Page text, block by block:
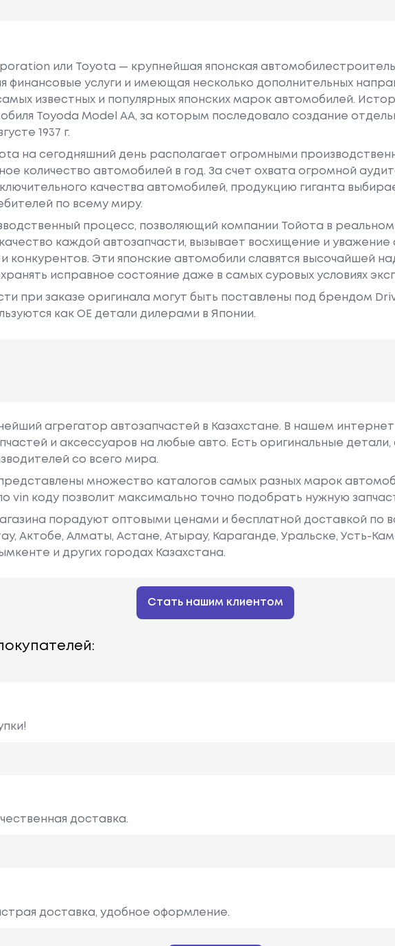
или Toyota — крупнейшая японская
финансовые услуги и имеющая несколько дополнительных
известных и популярных японских марок автомобилей.
Toyoda Model AA, за которым последовало создание
1937 г.
на сегодняшний день располагает огромными
количество автомобилей в год. За счет охвата огромной
качества автомобилей, продукцию гиганта
по всему миру.
процесс, позволяющий компании Тойота в
каждой автозапчасти, вызывает восхищение и уважение
и конкурентов. Эти японские автомобили славятся высочайшей
исправное состояние даже в самых суровых условиях
при заказе оригинала могут быть поставлены под брендом
как ОЕ детали дилерами в Японии.
агрегатор автозапчастей в Казахстане. В нашем
и аксессуаров на любые авто. Есть оригинальные
со всего мира.
множество каталогов самых разных марок
vin коду позволит максимально точно подобрать нужную
порадуют оптовыми ценами и бесплатной доставкой по
Актобе, Алматы, Астане, Атырау, Караганде, Уральске, Усть-
и других городах Казахстана.
Стать нашим клиентом
доставка.
доставка, удобное оформление.